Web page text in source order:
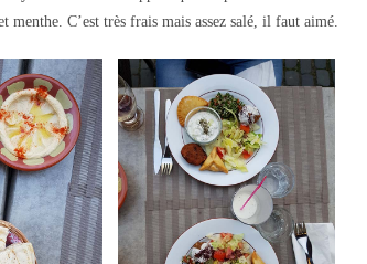
menthe. C’est très frais mais assez salé, il faut aimé.